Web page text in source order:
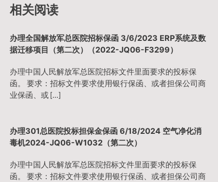
相关阅读
办理全国解放军总医院招标保函 3/6/2023 ERP系统及数
据迁移项目（第二次）（2022-JQ06-F3299）
办理中国人民解放军总医院招标文件里面要求的投标保
函。 要求：招标文件要求使用银行保函、或者担保公司商
业保函、或 […]
办理301总医院投标担保金保函 6/18/2024 空气净化消
毒机2024-JQ06-W1032（第二次）
办理中国人民解放军总医院招标文件里面要求的投标保
函。 要求：招标文件要求使用银行保函、或者担保公司商